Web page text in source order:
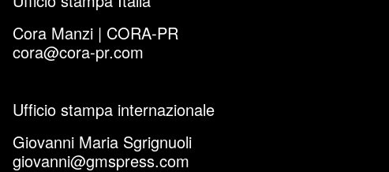
Cora Manzi | CORA-PR
cora@cora-pr.com
Ufficio stampa internazionale
Giovanni Maria Sgrignuoli
giovanni@gmspress.com